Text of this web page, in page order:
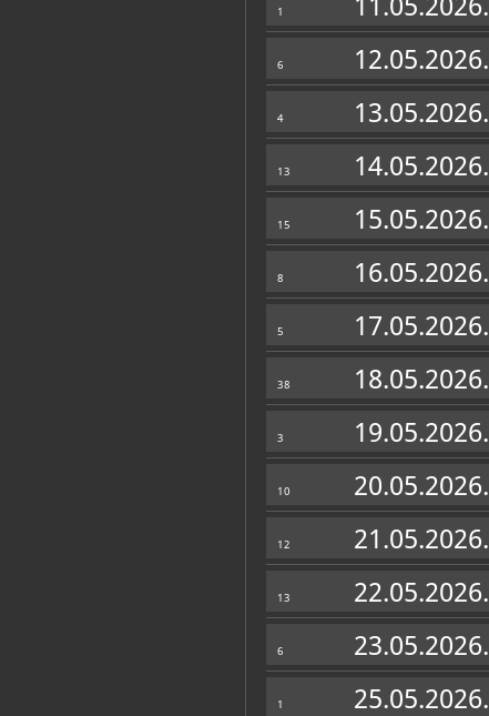
1 11.05.2026.
6 12.05.2026.
4 13.05.2026.
13 14.05.2026.
15 15.05.2026.
8 16.05.2026.
5 17.05.2026.
38 18.05.2026.
3 19.05.2026.
10 20.05.2026.
12 21.05.2026.
13 22.05.2026.
6 23.05.2026.
1 25.05.2026.